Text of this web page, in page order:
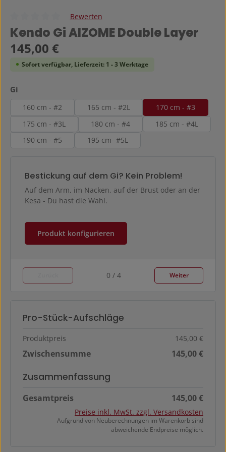
Durchschnittliche Bewertung von 0 von 5 Sternen
Bewerten
Kendo Gi AIZOME Double Layer
Regulärer Preis:
145,00 €
Sofort verfügbar, Lieferzeit: 1 - 3 Werktage
Gi
160 cm - #2 165 cm - #2L
170 cm - #3
175 cm - #3L
180 cm - #4
185 cm - #4L
190 cm - #5
195 cm- #5L
Bestickung auf dem Gi? Kein Problem!
Auf dem Arm, im Nacken, auf der Brust oder an der
Kesa - Du hast die Wahl.
Produkt konfigurieren
0 / 4 Weiter
Pro-Stück-Aufschläge
Produktpreis 145,00 €
Zwischensumme 145,00 €
Zusammenfassung
Gesamtpreis 145,00 €
Preise inkl. MwSt. zzgl. Versandkosten
Aufgrund von Neuberechnungen im Warenkorb sind
abweichende Endpreise möglich.